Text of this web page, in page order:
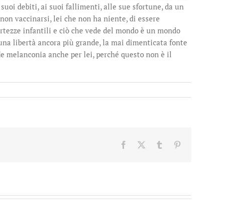
debiti, ai suoi fallimenti, alle sue sfortune, da un
vaccinarsi, lei che non ha niente, di essere
infantili e ciò che vede del mondo è un mondo
libertà ancora più grande, la mai dimenticata fonte
melanconia anche per lei, perché questo non è il
Facebook Tumblr